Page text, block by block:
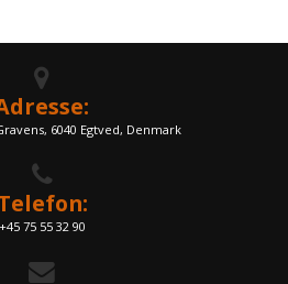
6040 Egtved, Denmark
+45 75 55 32 90